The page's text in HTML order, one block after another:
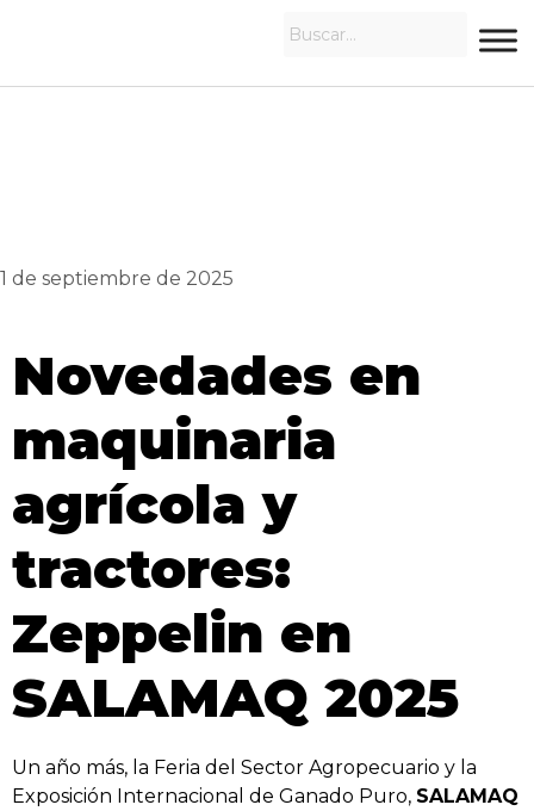
1 de septiembre de 2025
Novedades en
maquinaria
agrícola y
tractores:
Zeppelin en
SALAMAQ 2025
Un año más, la Feria del Sector Agropecuario y la
Exposición Internacional de Ganado Puro, SALAMAQ